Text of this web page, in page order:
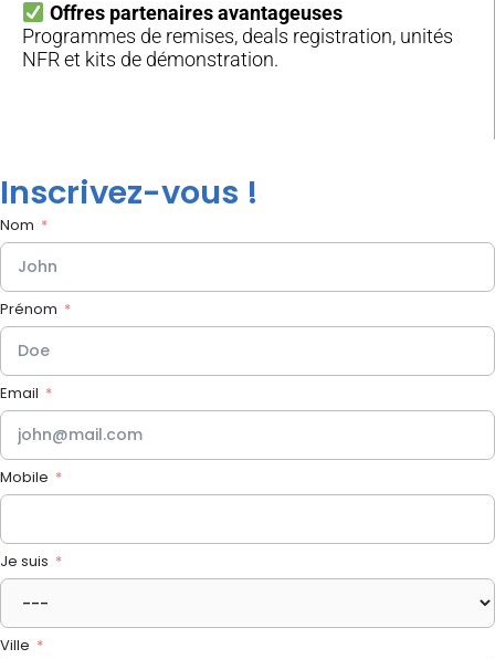
Offres partenaires avantageuses
Programmes de remises, deals registration, unités
NFR et kits de démonstration.
Inscrivez-vous !
Nom
Prénom
Email
Mobile
Je suis
Ville